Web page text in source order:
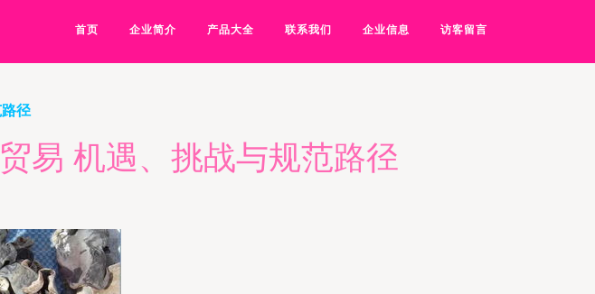
首页 企业简介 产品大全 联系我们 企业信息 访客留言
径
易 机遇、挑战与规范路径